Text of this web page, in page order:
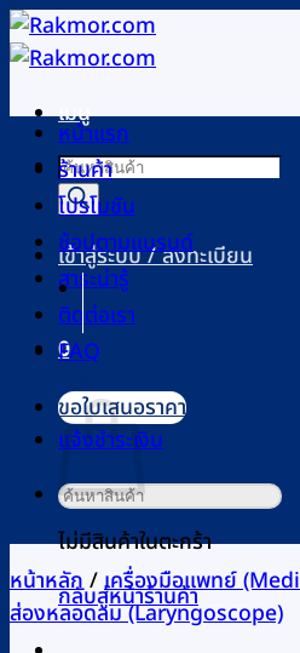
ข้าม
ไป
เนื้อหาเมนู
Products
search
เข้าสู่ระบบ / ลงทะเบียน
0
ไม่มีสินค้าในตะกร้า
กลับสู่หน้าร้านค้า
หน้าแรก
ร้านค้า
โปรโมชัน
ช้อปตามแบรนด์
สาระน่ารู้
ติดต่อเรา
FAQ
ขอใบเสนอราคา
แจ้งชำระเงิน
ค้นหา:
หน้าหลัก/เครื่องมือแพทย์
ส่องหลอดลม (Laryngoscope)